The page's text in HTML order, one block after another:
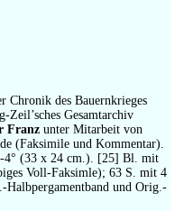
Chronik des Bauernkrieges
Gesamtarchiv
Franz unter Mitarbeit von
(Faksimile und Kommentar).
4° (33 x 24 cm.). [25] Bl. mit
Voll-Faksimle); 63 S. mit 4
und Orig.-